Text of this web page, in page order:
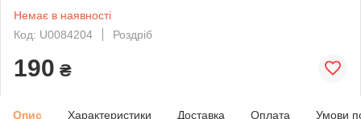
Немає в наявності
Код: U0084204
Роздріб
190 ₴
Опис Характеристики Доставка Оплата Умови